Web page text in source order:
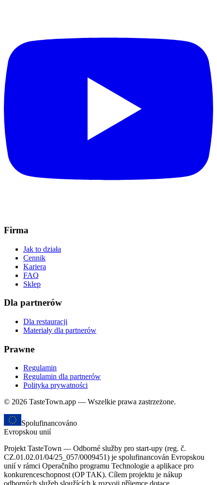
Firma
Jak to działa
Cennik
Kariera
FAQ
Sklep
Dla partnerów
Dla restauracji
Materiały dla partnerów
Prawne
Regulamin
Regulamin dla partnerów
Polityka prywatności
© 2026 TasteTown.app — Wszelkie prawa zastrzeżone.
Spolufinancováno
Evropskou unií
Projekt TasteTown — Odborné služby pro start-upy (reg. č.
CZ.01.02.01/04/25_057/0009451) je spolufinancován Evropskou
unií v rámci Operačního programu Technologie a aplikace pro
konkurenceschopnost (OP TAK). Cílem projektu je nákup